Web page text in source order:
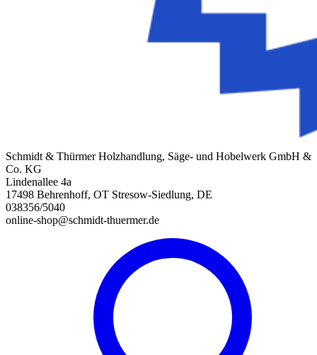
Schmidt & Thürmer Holzhandlung, Säge- und Hobelwerk GmbH &
Co. KG
Lindenallee 4a
17498 Behrenhoff, OT Stresow-Siedlung, DE
038356/5040
online-shop@schmidt-thuermer.de